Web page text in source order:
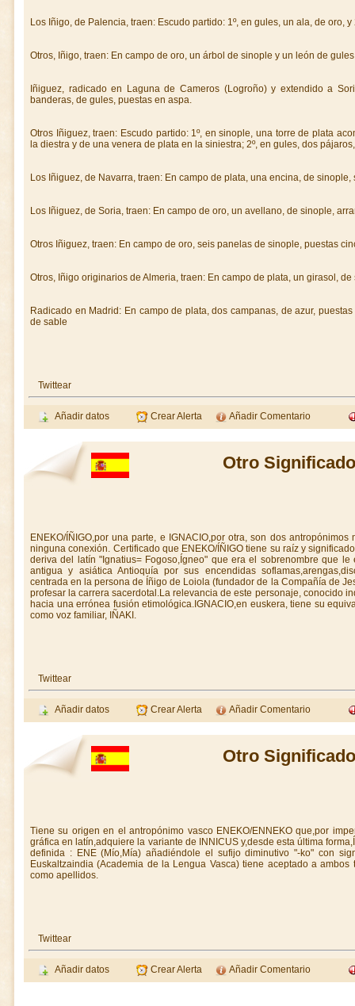
Los Iñigo, de Palencia, traen: Escudo partido: 1º, en gules, un ala, de oro,
Otros, Iñigo, traen: En campo de oro, un árbol de sinople y un león de
Iñiguez, radicado en Laguna de Cameros (Logroño) y extendido a
banderas, de gules, puestas en aspa.
Otros Iñiguez, traen: Escudo partido: 1º, en sinople, una torre de plata
la diestra y de una venera de plata en la siniestra; 2º, en gules, dos
Los Iñiguez, de Navarra, traen: En campo de plata, una encina, de
Los Iñiguez, de Soria, traen: En campo de oro, un avellano, de sinople,
Otros Iñiguez, traen: En campo de oro, seis panelas de sinople, puestas
Otros, Iñigo originarios de Almeria, traen: En campo de plata, un girasol, de
Radicado en Madrid: En campo de plata, dos campanas, de azur,
de sable
Twittear
Añadir datos Crear Alerta Añadir Comentario
Otro
ENEKO/ÍÑIGO,por una parte, e IGNACIO,por otra, son dos
ninguna conexión. Certificado que ENEKO/ÍÑIGO tiene su raíz y
deriva del latín "Ignatius= Fogoso,Ígneo" que era el sobrenombre que
antigua y asiática Antioquía por sus encendidas
centrada en la persona de Íñigo de Loiola (fundador de la Compañía de
profesar la carrera sacerdotal.La relevancia de este personaje, conocido
hacia una errónea fusión etimológica.IGNACIO,en euskera, tiene su
como voz familiar, IÑAKI.
Twittear
Añadir datos Crear Alerta Añadir Comentario
Otro
Tiene su origen en el antropónimo vasco ENEKO/ENNEKO que,por
gráfica en latín,adquiere la variante de INNICUS y,desde esta última
definida : ENE (Mío,Mía) añadiéndole el sufijo diminutivo "-ko" con
Euskaltzaindia (Academia de la Lengua Vasca) tiene aceptado a
como apellidos.
Twittear
Añadir datos Crear Alerta Añadir Comentario